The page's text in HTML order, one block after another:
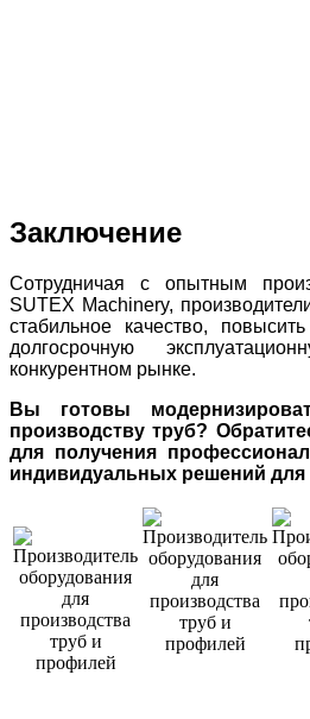
Заключение
Сотрудничая с опытным
SUTEX Machinery,
стабильное качество,
долгосрочную
конкурентном рынке.
Вы готовы
производству труб?
для получения
индивидуальных решений для